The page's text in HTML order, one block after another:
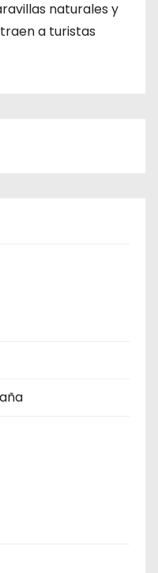
naturales y
a turistas